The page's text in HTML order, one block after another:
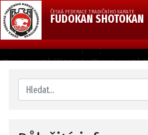
ČESKÁ FEDERACE TRADIČNÍHO KARATE
FUDOKAN SHOTOKAN